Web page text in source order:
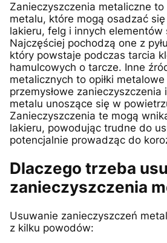
Zanieczyszczenia metaliczne
metalu, które mogą osadzać
lakieru, felg i innych elementów
Najczęściej pochodzą one z
który powstaje podczas tarcia
hamulcowych o tarcze. Inne
metalicznych to opiłki
przemysłowe zanieczyszczenia
metalu unoszące się w
Zanieczyszczenia te mogą
lakieru, powodując trudne do
potencjalnie prowadząc do
Dlaczego trzeba
zanieczyszczenia
Usuwanie zanieczyszczeń
z kilku powodów: